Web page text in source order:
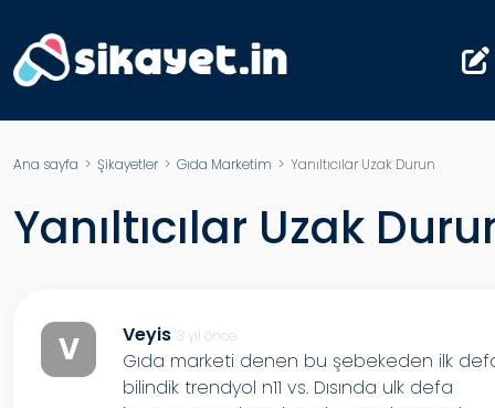
Ana sayfa > Şikayetler> Gıda Marketim > Yanıltıcılar Uzak Durun
Yanıltıcılar Uzak
V Veyis 3 yıl önce
Gıda marketi denen bu şebekeden ilk
bilindik trendyol n11 vs. Dısında ulk defa